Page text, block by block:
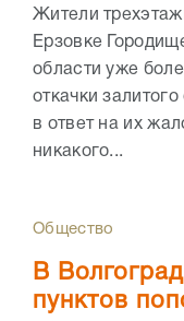
Жители
Ерзовке
области уже
откачки
в ответ на их
никакого...
Общество
В
пунктов